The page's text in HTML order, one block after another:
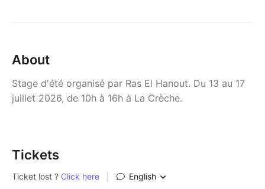
About
Stage d'été organisé par Ras El Hanout. Du 13 au 17
juillet 2026, de 10h à 16h à La Crèche.
Tickets